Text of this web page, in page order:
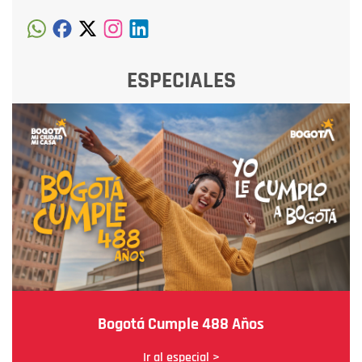
ESPECIALES
Bogotá Cumple 488 Años
Ir al especial >